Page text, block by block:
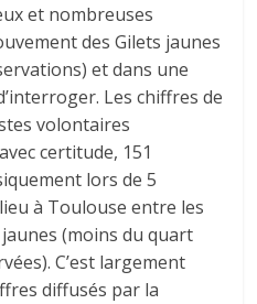
et nombreuses
des Gilets jaunes
et dans une
Les chiffres de
volontaires
certitude, 151
lors de 5
à Toulouse entre les
jaunes (moins du quart
C’est largement
diffusés par la